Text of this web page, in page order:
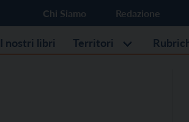
Chi Siamo Redazione
I nostri libri Territori